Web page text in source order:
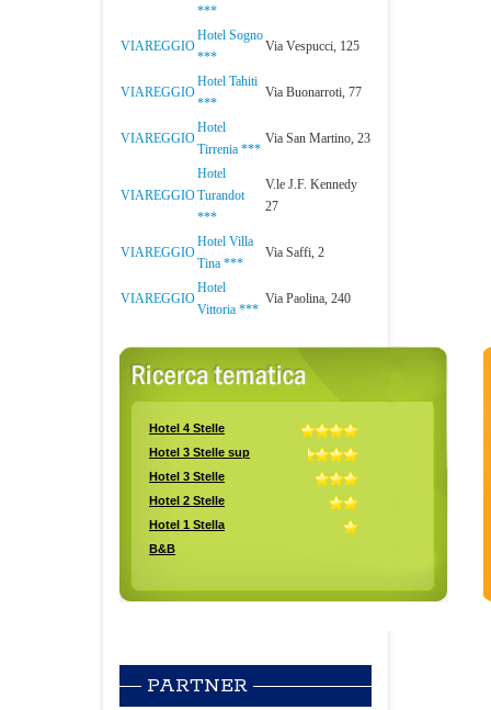
***
VIAREGGIO
Hotel Sogno
***
Via Vespucci, 125
VIAREGGIO
Hotel Tahiti
***
Via Buonarroti, 77
VIAREGGIO
Hotel
Tirrenia ***
Via San Martino, 23
VIAREGGIO
Hotel
Turandot
***
V.le J.F. Kennedy
27
VIAREGGIO
Hotel Villa
Tina ***
Via Saffi, 2
VIAREGGIO
Hotel
Vittoria ***
Via Paolina, 240
PARTNER